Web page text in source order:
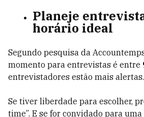
Planeje
horário ideal
Segundo pesquisa da
momento para entrevistas é entre
entrevistadores estão mais alertas.
Se tiver liberdade para escolher,
time”. E se for convidado para